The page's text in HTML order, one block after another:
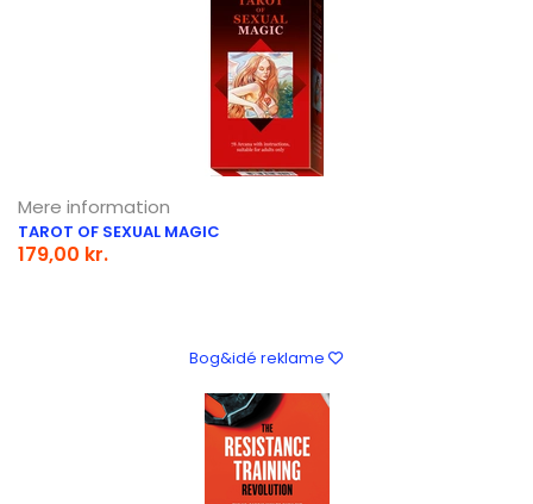
Mere information
TAROT OF SEXUAL MAGIC
179,00 kr.
Bog&idé reklame